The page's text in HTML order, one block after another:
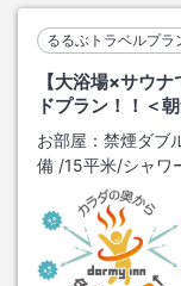
るるぶトラベルプラ
【大浴場×サウ
ドプラン！！＜
お部屋： 禁煙ダブ
備 /15平米/シャワ